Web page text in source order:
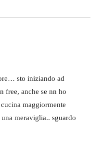
sto iniziando ad
free, anche se nn ho
maggiormente
meraviglia.. sguardo